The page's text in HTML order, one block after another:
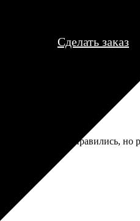
Сделать заказ
фотографии. Справились,